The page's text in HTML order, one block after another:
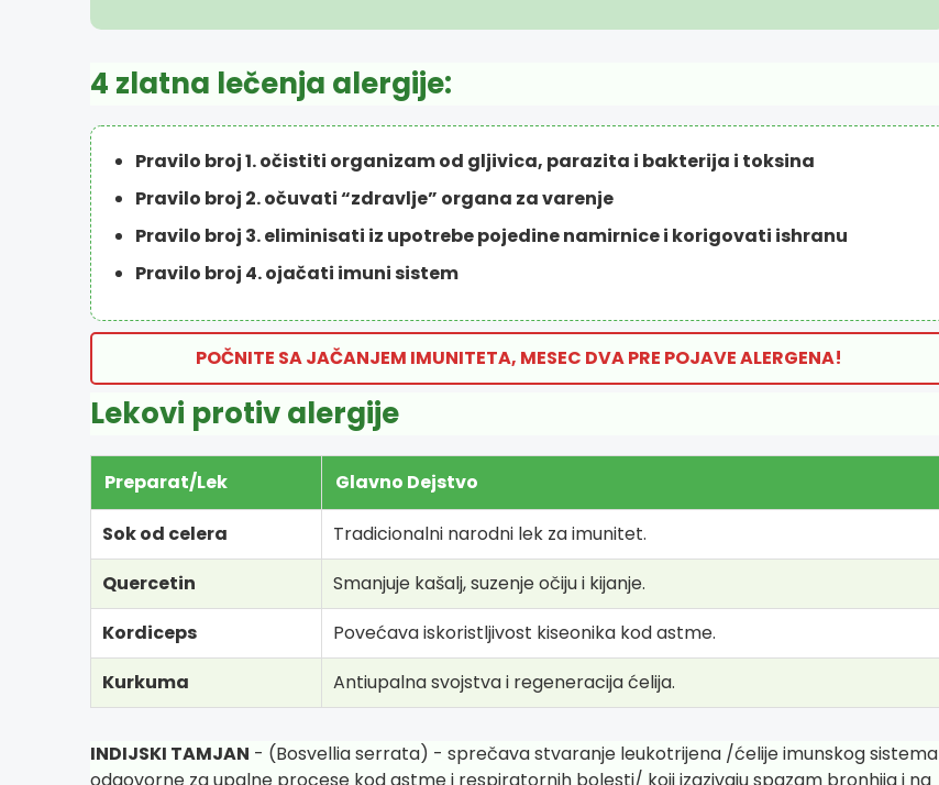
4 zlatna lečenja alergije:
Pravilo broj 1. očistiti organizam od gljivica, parazita i bakterija i toksina
Pravilo broj 2. očuvati “zdravlje” organa za varenje
Pravilo broj 3. eliminisati iz upotrebe pojedine namirnice i korigovati ishranu
Pravilo broj 4. ojačati imuni sistem
POČNITE SA JAČANJEM IMUNITETA, MESEC DVA PRE POJAVE ALERGENA!
Lekovi protiv alergije
Preparat/Lek Glavno Dejstvo
Sok od celera
Tradicionalni narodni lek za imunitet.
Quercetin
Smanjuje kašalj, suzenje očiju i kijanje.
Kordiceps
Povećava iskoristljivost kiseonika kod astme.
Kurkuma
Antiupalna svojstva i regeneracija ćelija.
INDIJSKI TAMJAN - (Bosvellia serrata) - sprečava stvaranje leukotrijena /ćelije imunskog sistema